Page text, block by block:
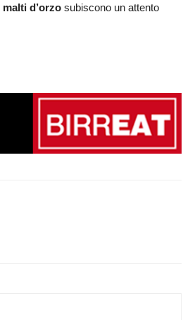
malti d’orzo subiscono un attento